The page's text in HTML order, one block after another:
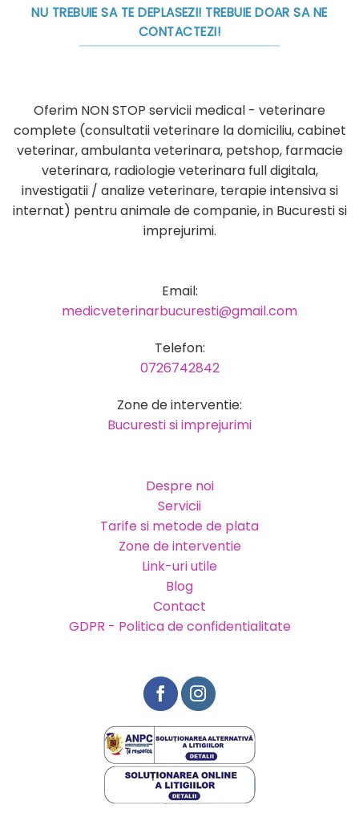
NU TREBUIE SA TE DEPLASEZI! TREBUIE DOAR SA NE
CONTACTEZI!
Oferim NON STOP servicii medical - veterinare
complete (consultatii veterinare la domiciliu, cabinet
veterinar, ambulanta veterinara, petshop, farmacie
veterinara, radiologie veterinara full digitala,
investigatii / analize veterinare, terapie intensiva si
internat) pentru animale de companie, in Bucuresti si
imprejurimi.
Email:
medicveterinarbucuresti@gmail.com
Telefon:
0726742842
Zone de interventie:
Bucuresti si imprejurimi
Despre noi
Servicii
Tarife si metode de plata
Zone de interventie
Link-uri utile
Blog
Contact
GDPR - Politica de confidentialitate